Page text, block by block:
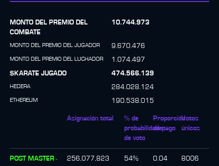
MONTO DEL PREMIO DEL
COMBATE
10.744.973
MONTO DEL PREMIO DEL JUGADOR 9.670.476
MONTO DEL PREMIO DEL LUCHADOR
1.074.497
$KARATE JUGADO
474.566.139
HEDERA 284.028.124
ETHEREUM 190.538.015
Asignación total
% de
probabilidades
de voto
Proporción
de pago
Votos
únicos
POST MASTER -
256,077,823 54% 0.04 8006